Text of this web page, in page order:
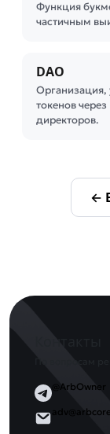
Функция
частичным
DAO
Организация,
токенов
директоров.
←
@ArbOwner